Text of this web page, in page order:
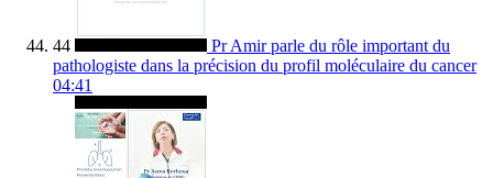
44
Pr Amir parle du rôle important du
pathologiste dans la précision du profil moléculaire du cancer
04:41